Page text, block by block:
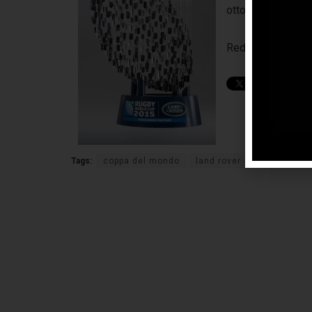
ottobre allo
Redazione
Tags: coppa del mondo land rover rugby